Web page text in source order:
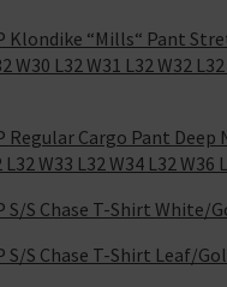
Klondike “Mills“ Pant
W30 L32 W31 L32 W32
Regular Cargo Pant Deep
L32 W33 L32 W34 L32 W36
S Chase T-Shirt White/
S Chase T-Shirt Leaf/